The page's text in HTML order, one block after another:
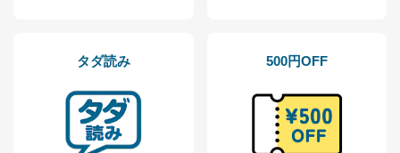
閲覧履歴や購買履歴等の情報を分
応じた新商品・サービスに関する
当社にお問合わせ
いただいた方の個
お問い合わせ対応、トラブル対
処、オペレーター教育など応対品
タダ読み 500円OFF